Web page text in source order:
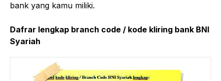
bank yang kamu miliki.
Dafrar lengkap branch code / kode kliring bank BNI
Syariah